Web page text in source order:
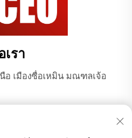
รา
อ เมืองซื่อเหมิน มณฑลเจ้อ